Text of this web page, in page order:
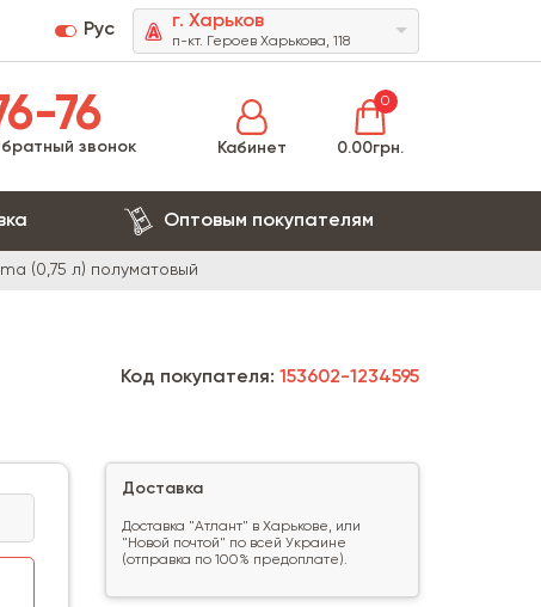
Рус г. Харьков
п-кт. Героев Харькова, 118
76
звонок Кабинет
0
0.00грн.
Оптовым покупателям
(0,75 л) полуматовый
Код покупателя: 153602-1234595
Доставка
Доставка "Атлант" в Харькове, или
"Новой почтой" по всей Украине
(отправка по 100% предоплате).